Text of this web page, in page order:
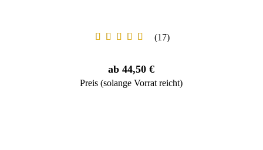
17
ab 44,50 €
Preis (solange Vorrat reicht)